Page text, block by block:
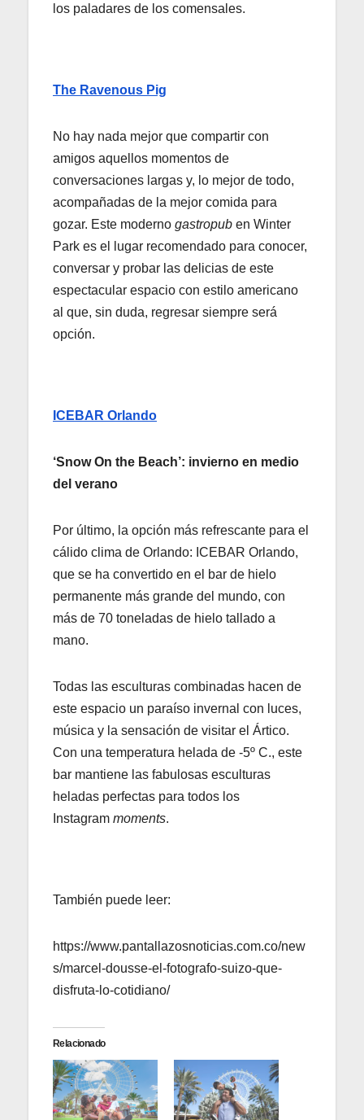
los paladares de los comensales.
The Ravenous Pig
No hay nada mejor que compartir con
amigos aquellos momentos de
conversaciones largas y, lo mejor de todo,
acompañadas de la mejor comida para
gozar. Este moderno gastropub en Winter
Park es el lugar recomendado para conocer,
conversar y probar las delicias de este
espectacular espacio con estilo americano
al que, sin duda, regresar siempre será
opción.
ICEBAR Orlando
‘Snow On the Beach’: invierno en medio
del verano
Por último, la opción más refrescante para el
cálido clima de Orlando: ICEBAR Orlando,
que se ha convertido en el bar de hielo
permanente más grande del mundo, con
más de 70 toneladas de hielo tallado a
mano.
Todas las esculturas combinadas hacen de
este espacio un paraíso invernal con luces,
música y la sensación de visitar el Ártico.
Con una temperatura helada de -5º C., este
bar mantiene las fabulosas esculturas
heladas perfectas para todos los
Instagram moments.
También puede leer:
https://www.pantallazosnoticias.com.co/new
s/marcel-dousse-el-fotografo-suizo-que-
disfruta-lo-cotidiano/
Relacionado